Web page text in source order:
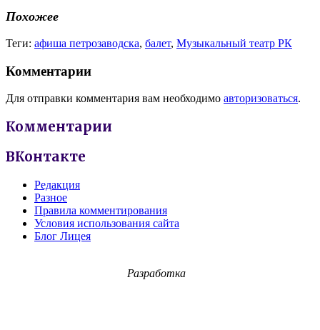
Похожее
Теги: афиша петрозаводска, балет, Музыкальный театр РК
Комментарии
Для отправки комментария вам необходимо авторизоваться.
Комментарии
ВКонтакте
Редакция
Разное
Правила комментирования
Условия использования сайта
Блог Лицея
Разработка